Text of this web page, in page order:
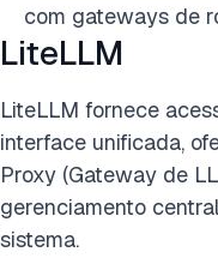
com gateways de
LiteLLM
LiteLLM fornece
interface unificada,
Proxy (Gateway de
gerenciamento
sistema.